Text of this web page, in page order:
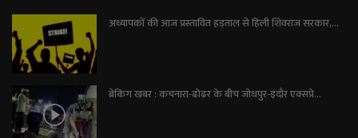
अध्यापकों की आज प्रस्तावित हड़ताल से हिली शिवराज सरकार,...
ब्रेकिंग खबर : कचनारा-ढोढर के बीच जोधपुर-इंदौर एक्सप्रे...